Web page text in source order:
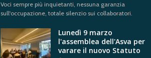
Voci sempre più inquietanti, nessuna garanzia
sull'occupazione, totale silenzio sui collaboratori.
Lunedì 9 marzo
l'assemblea dell'Asva per
varare il nuovo Statuto